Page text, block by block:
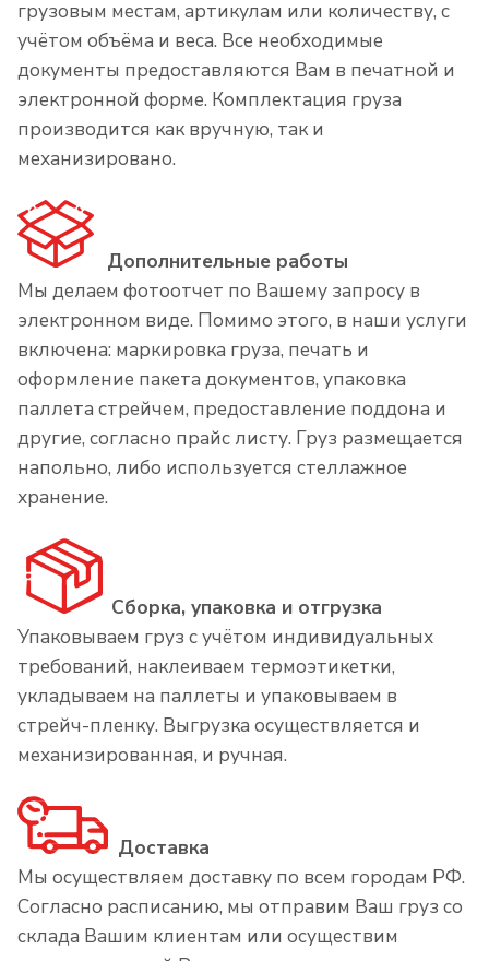
грузовым местам, артикулам или количеству, с
учётом объёма и веса. Все необходимые
документы предоставляются Вам в печатной и
электронной форме. Комплектация груза
производится как вручную, так и
механизировано.
Дополнительные работы
Мы делаем фотоотчет по Вашему запросу в
электронном виде. Помимо этого, в наши услуги
включена: маркировка груза, печать и
оформление пакета документов, упаковка
паллета стрейчем, предоставление поддона и
другие, согласно прайс листу. Груз размещается
напольно, либо используется стеллажное
хранение.
Сборка, упаковка и отгрузка
Упаковываем груз с учётом индивидуальных
требований, наклеиваем термоэтикетки,
укладываем на паллеты и упаковываем в
стрейч-пленку. Выгрузка осуществляется и
механизированная, и ручная.
Доставка
Мы осуществляем доставку по всем городам РФ.
Согласно расписанию, мы отправим Ваш груз со
склада Вашим клиентам или осуществим